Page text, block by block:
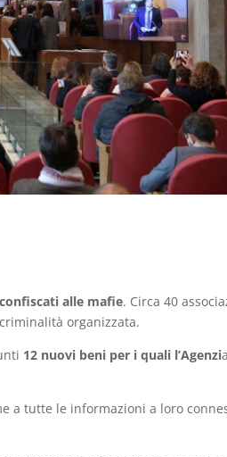
alle mafie. Circa 40
organizzata.
12 nuovi beni per i quali l’Agenzi
a tutte le informazioni a loro